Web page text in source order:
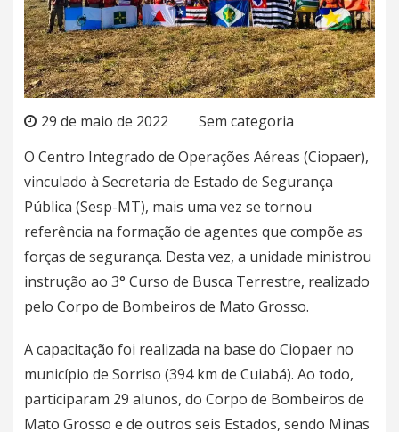
29 de maio de 2022
Sem categoria
O Centro Integrado de Operações Aéreas (Ciopaer),
vinculado à Secretaria de Estado de Segurança
Pública (Sesp-MT), mais uma vez se tornou
referência na formação de agentes que compõe as
forças de segurança. Desta vez, a unidade ministrou
instrução ao 3° Curso de Busca Terrestre, realizado
pelo Corpo de Bombeiros de Mato Grosso.
A capacitação foi realizada na base do Ciopaer no
município de Sorriso (394 km de Cuiabá). Ao todo,
participaram 29 alunos, do Corpo de Bombeiros de
Mato Grosso e de outros seis Estados, sendo Minas